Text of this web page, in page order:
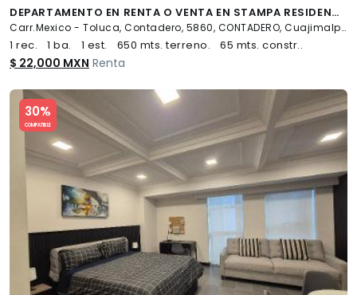
DEPARTAMENTO EN RENTA O VENTA EN STAMPA RESIDENCIAL CONTADERO, CUAJIMALPA, CDMX
Carr.Mexico - Toluca, Contadero, 5860, CONTADERO, Cuajimalpa de Morelos
1 rec. 1 ba. 1 est. 650 mts. terreno. 65 mts. constr..
$ 22,000 MXN Renta
30%
COMPATIBLE
Slide 1 of 5